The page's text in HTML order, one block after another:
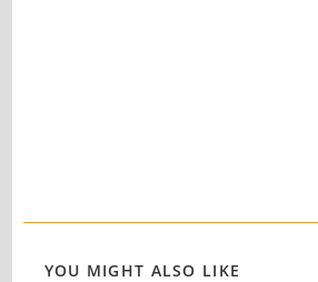
YOU MIGHT ALSO LIKE